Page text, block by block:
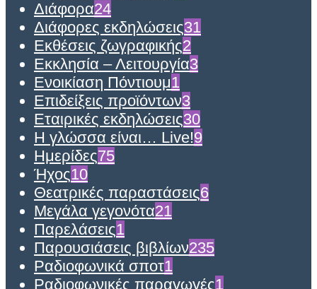
Διάφορα24
Διάφορες εκδηλώσεις31
Εκθέσεις ζωγραφικής2
Εκκλησία – Λειτουργία3
Ενοικίαση Πόντιουμ1
Επιδείξεις προϊόντων3
Εταιρικές εκδηλώσεις30
Η γλώσσα είναι… Live!9
Ημερίδες75
Ήχος10
Θεατρικές παραστάσεις6
Μεγάλα γεγονότα21
Παρελάσεις1
Παρουσιάσεις βιβλίων235
Ραδιοφωνικά σποτ1
Ραδιοφωνικές παραγωγές1